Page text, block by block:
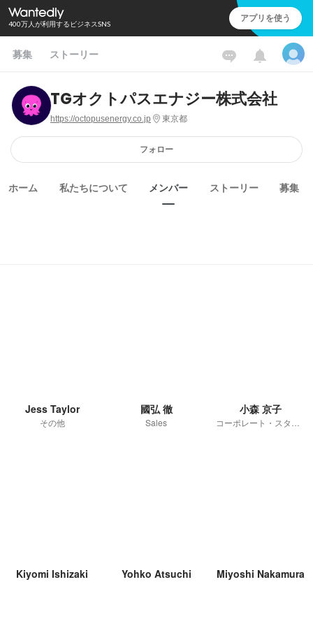
400万人が利用するビジネスSNS アプリを使う
募集 ストーリー
TGオクトパスエナジー株式会社
https://octopusenergy.co.jp 東京都
フォロー
ホーム 私たちについて メンバー ストーリー 募集
Jess Taylor
その他
國弘 徹
Sales
小森 京子
Kiyomi Ishizaki Yohko Atsuchi Miyoshi Nakamura